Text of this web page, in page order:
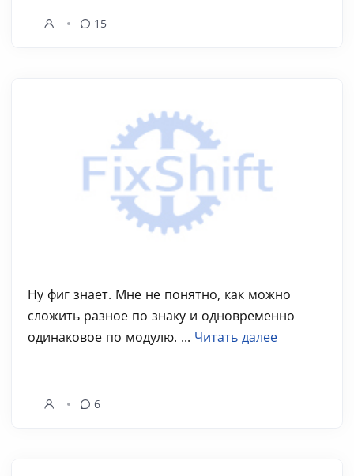
15
Ну фиг знает. Мне не понятно, как можно
сложить разное по знаку и одновременно
одинаковое по модулю. ... Читать далее
6